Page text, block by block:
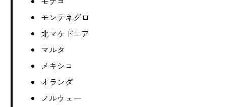
モンテネグロ
北マケドニア
マルタ
メキシコ
オランダ
ノルウェー